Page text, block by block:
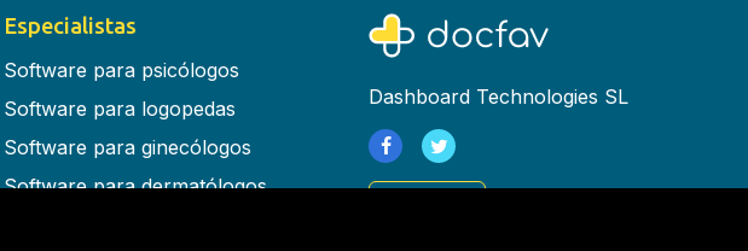
Especialistas
Software para psicólogos
Software para logopedas
Software para ginecólogos
Software para dermatólogos
Dashboard Technologies SL